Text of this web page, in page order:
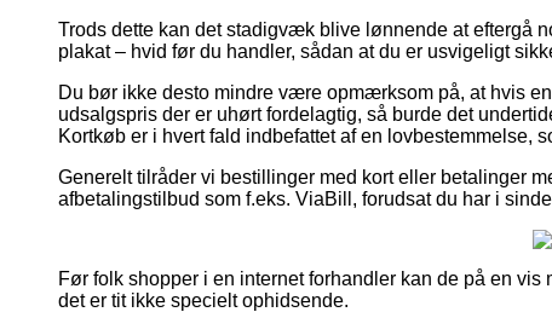
Trods dette kan det stadigvæk blive lønnende at eftergå
plakat – hvid før du handler, sådan at du er usvigeligt
Du bør ikke desto mindre være opmærksom på, at hvis
udsalgspris der er uhørt fordelagtig, så burde det
Kortkøb er i hvert fald indbefattet af en lovbestemmelse,
Generelt tilråder vi bestillinger med kort eller betalinger
afbetalingstilbud som f.eks. ViaBill, forudsat du har i
Før folk shopper i en internet forhandler kan de på en
det er tit ikke specielt ophidsende.